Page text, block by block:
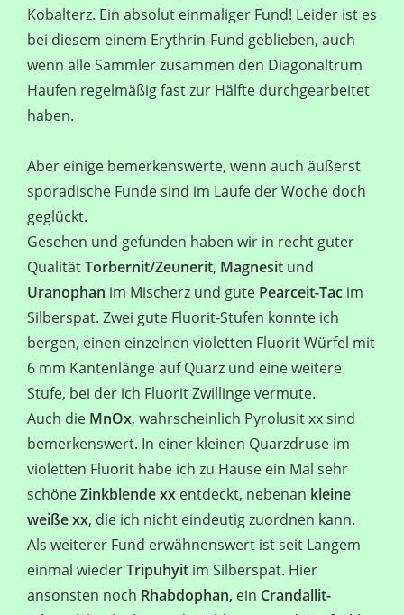
Kobalterz. Ein absolut einmaliger Fund! Leider ist es
bei diesem einem Erythrin-Fund geblieben, auch
wenn alle Sammler zusammen den Diagonaltrum
Haufen regelmäßig fast zur Hälfte durchgearbeitet
haben.
Aber einige bemerkenswerte, wenn auch äußerst
sporadische Funde sind im Laufe der Woche doch
geglückt.
Gesehen und gefunden haben wir in recht guter
QualitätTorbernit/Zeunerit, Magnesit und
Uranophan im Mischerz und gute Pearceit-Tac im
Silberspat. Zwei gute Fluorit-Stufen konnte ich
bergen, einen einzelnen violetten Fluorit Würfel mit
6 mm Kantenlänge auf Quarz und eine weitere
Stufe, bei der ich Fluorit Zwillinge vermute.
Auch die MnOx, wahrscheinlich Pyrolusit xx sind
bemerkenswert. In einer kleinen Quarzdruse im
violetten Fluorit habe ich zu Hause ein Mal sehr
schöneZinkblende xx entdeckt, nebenan kleine
weiße xx, die ich nicht eindeutig zuordnen kann.
Als weiterer Fund erwähnenswert ist seit Langem
einmal wiederTripuhyit im Silberspat. Hier
ansonsten noch Rhabdophan, ein Crandallit-